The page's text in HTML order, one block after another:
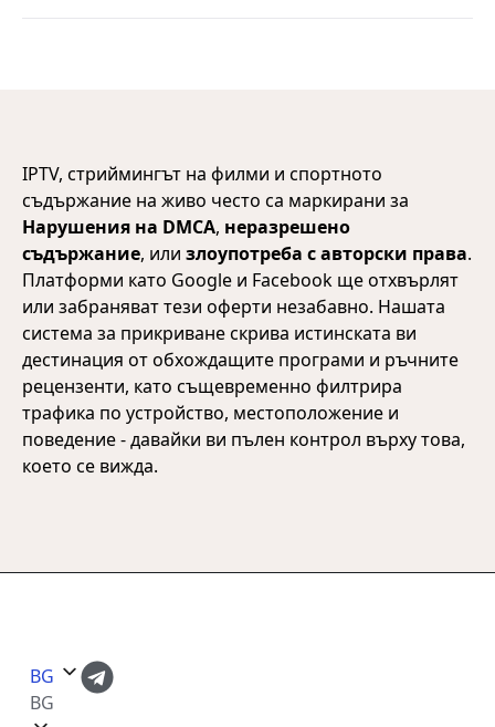
IPTV, стриймингът на филми и спортното
съдържание на живо често са маркирани за
Нарушения на DMCA, неразрешено
съдържание, или злоупотреба с авторски права.
Платформи като Google и Facebook ще отхвърлят
или забраняват тези оферти незабавно. Нашата
система за прикриване скрива истинската ви
дестинация от обхождащите програми и ръчните
рецензенти, като същевременно филтрира
трафика по устройство, местоположение и
поведение - давайки ви пълен контрол върху това,
което се вижда.
BG
BG